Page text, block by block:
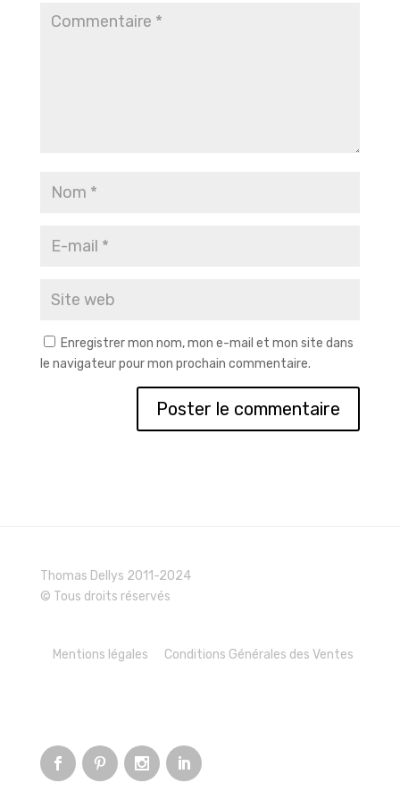
Enregistrer mon nom, mon e-mail et mon site dans
le navigateur pour mon prochain commentaire.
Thomas Dellys 2011-2024
© Tous droits réservés
Mentions légales Conditions Générales des Ventes